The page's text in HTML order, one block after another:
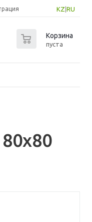
KZ RU
Корзина
пуста